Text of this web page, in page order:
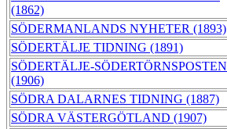
(1862)
SÖDERMANLANDS NYHETER (1893)
SÖDERTÄLJE TIDNING (1891)
SÖDERTÄLJE-SÖDERTÖRNSPOSTEN
(1906)
SÖDRA DALARNES TIDNING (1887)
SÖDRA VÄSTERGÖTLAND (1907)